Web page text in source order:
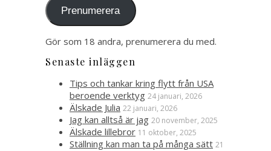
Prenumerera
Gör som 18 andra, prenumerera du med.
Senaste inläggen
Tips och tankar kring flytt från USA
beroende verktyg 24 januari, 2026
Älskade Julia 22 januari, 2026
Jag kan alltså är jag 20 november, 2025
Älskade lillebror 11 oktober, 2025
Ställning kan man ta på många sätt 21